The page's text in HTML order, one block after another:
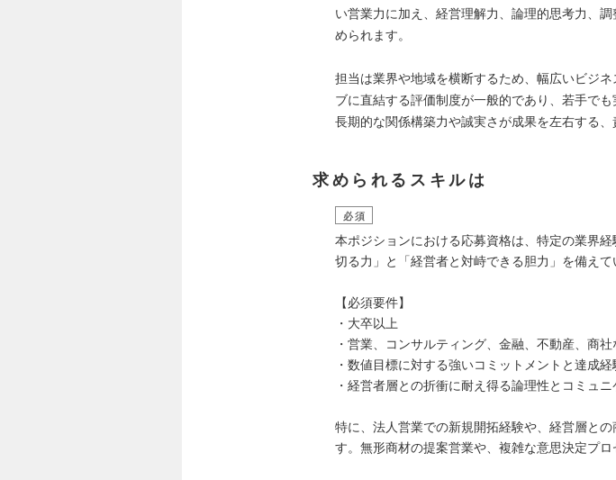
い営業力に加え、経営理解力、論理的思考力、
められます。
担当は業界や地域を横断するため、幅広いビジ
ブに直結する評価制度が一般的であり、若手で
長期的な関係構築力や誠実さが成果を左右する、
求められるスキルは
必須
本ポジションにおける応募資格は、特定の業界
切る力」と「経営者と対峙できる胆力」を備えて
【必須要件】
・大卒以上
・営業、コンサルティング、金融、不動産、商
・数値目標に対する強いコミットメントと達成経
・経営者層との折衝に耐え得る論理性とコミュニ
特に、法人営業での新規開拓経験や、経営層と
す。無形商材の提案営業や、複雑な意思決定プ